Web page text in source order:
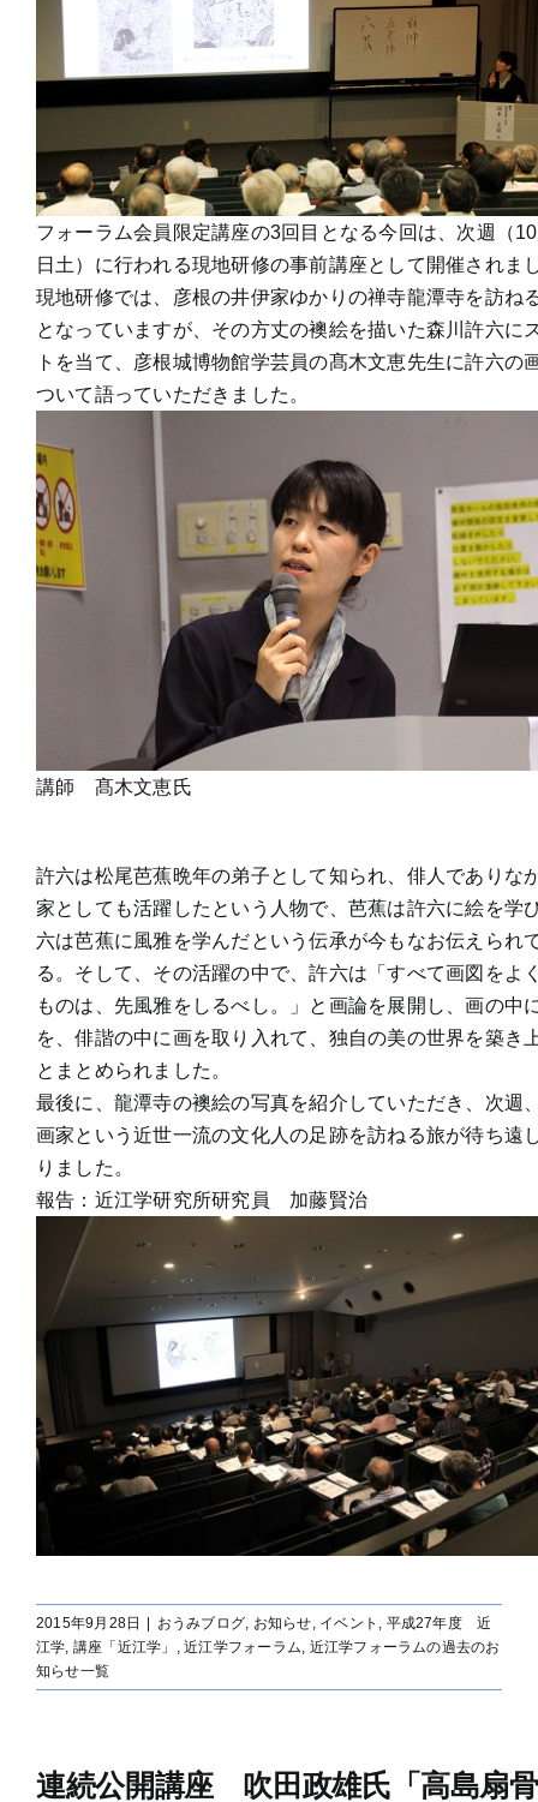
フォーラム会員限定講座の3回目となる今回は、次週（
日土）に行われる現地研修の事前講座として開催されま
現地研修では、彦根の井伊家ゆかりの禅寺龍潭寺を訪ね
となっていますが、その方丈の襖絵を描いた森川許六に
トを当て、彦根城博物館学芸員の髙木文恵先生に許六の
ついて語っていただきました。
講師 髙木文恵氏
許六は松尾芭蕉晩年の弟子として知られ、俳人でありな
家としても活躍したという人物で、芭蕉は許六に絵を学
六は芭蕉に風雅を学んだという伝承が今もなお伝えられ
る。そして、その活躍の中で、許六は「すべて画図をよ
ものは、先風雅をしるべし。」と画論を展開し、画の中
を、俳諧の中に画を取り入れて、独自の美の世界を築き
とまとめられました。
最後に、龍潭寺の襖絵の写真を紹介していただき、次週
画家という近世一流の文化人の足跡を訪ねる旅が待ち遠
りました。
報告：近江学研究所研究員 加藤賢治
2015年9月28日 | おうみブログ お知らせ イベント
平成27年度 近
江学 講座「近江学」 ,近江学フォーラム 近江学フォーラムの過去のお
知らせ一覧
連続公開講座 吹田政雄氏「高島扇